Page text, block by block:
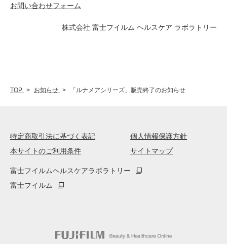
お問い合わせフォーム
株式会社 富士フイルム ヘルスケア ラボラトリー
TOP お知らせ 「ルナメアシリーズ」販売終了のお知らせ
特定商取引法に基づく表記
個人情報保護方針
本サイトのご利用条件
サイトマップ
富士フイルムヘルスケアラボラトリー
富士フイルム